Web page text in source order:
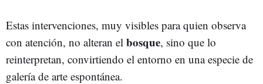
Estas intervenciones, muy visibles para quien observa
con atención, no alteran el bosque, sino que lo
reinterpretan, convirtiendo el entorno en una especie de
galería de arte espontánea.